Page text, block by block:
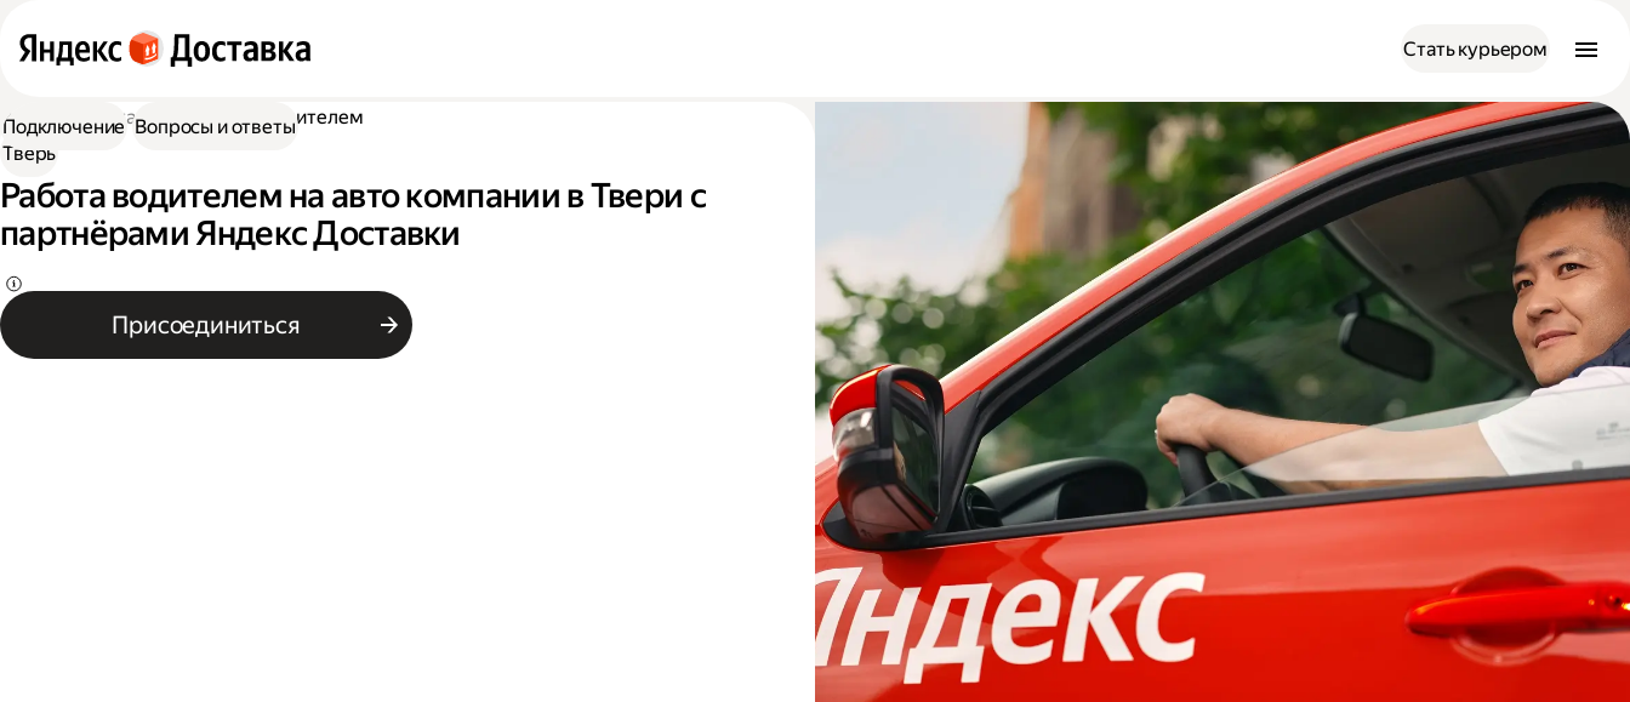
Стать курьером
Работа в Доставке
Работа водителем
Тверь
Работа водителем на авто компании в Твери с
партнёрами Яндекс Доставки
Присоединиться
Подключение Вопросы и ответы